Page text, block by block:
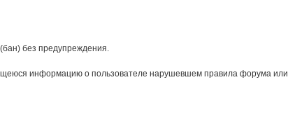
без предупреждения.
информацию о пользователе нарушевшем правила форума или